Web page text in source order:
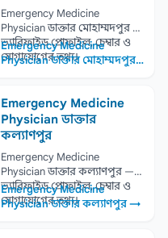
Emergency Medicine
Physician ডাক্তার মোহাম্মদপুর —
ভ্যারিফাইড প্রোফাইল, চেম্বার ও
যোগাযোগের তথ্য।
Emergency Medicine
Physician ডাক্তার মোহাম্মদপুর
Emergency Medicine
Physician ডাক্তার
কল্যাণপুর
Emergency Medicine
Physician ডাক্তার কল্যাণপুর —
ভ্যারিফাইড প্রোফাইল, চেম্বার ও
যোগাযোগের তথ্য।
Emergency Medicine
Physician ডাক্তার কল্যাণপুর →